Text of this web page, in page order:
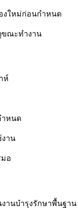
งใหม่ก่อนกำหนด
ขณะทำงาน
ห์
ำหนด
งาน
มอ
งานบำรุงรักษาพื้นฐาน